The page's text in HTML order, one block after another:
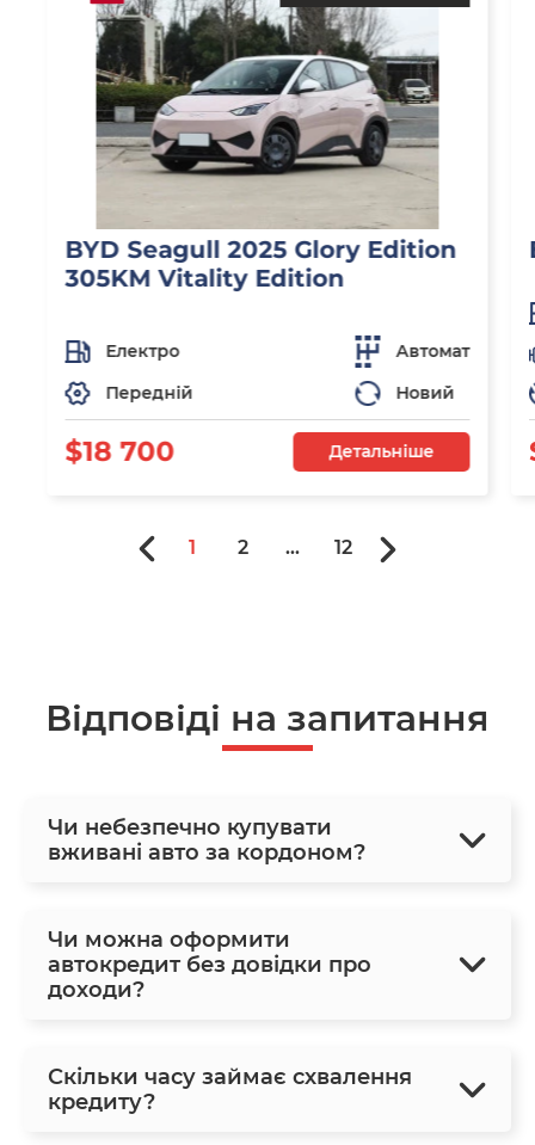
BYD Seagull 2025 Glory Edition
305KM Vitality Edition
Електро
Автомат
Передній
Новий
$18 700 Детальніше
1 2 ... 12
Відповіді на запитання
Чи небезпечно купувати
вживані авто за кордоном?
Чи можна оформити
автокредит без довідки про
доходи?
Скільки часу займає схвалення
кредиту?